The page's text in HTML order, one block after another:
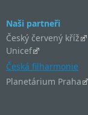
Naši partneři
Český červený kříž
Unicef
Česká filharmonie
Planetárium Praha